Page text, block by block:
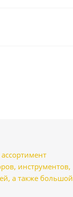
инструментов,
а также большой